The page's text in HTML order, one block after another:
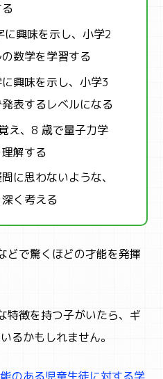
興味を示し、小学2
数学を学習する
興味を示し、小学3
表するレベルになる
え、8 歳で量子力学
解する
に思わないような、
く考える
どで驚くほどの才能を発揮
特徴を持つ子がいたら、ギ
るかもしれません。